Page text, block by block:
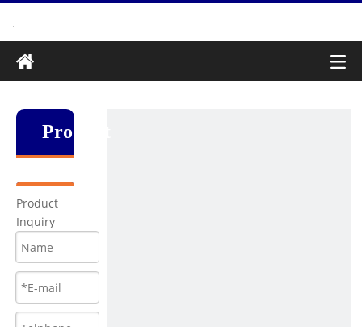
Produkt
Product
Inquiry